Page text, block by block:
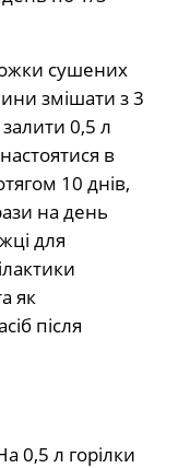
сушених
змішати з 3
0,5 л
в
10 днів,
на день
для
як
після
0,5 л горілки